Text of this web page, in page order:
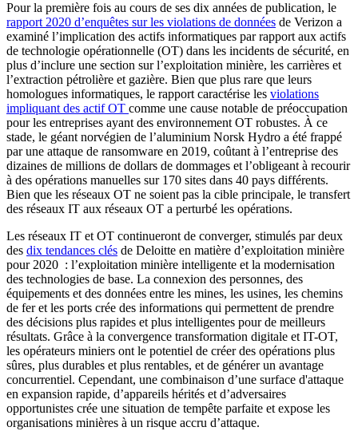
Pour la première fois au cours de ses dix années de publication, le
rapport 2020 d’enquêtes sur les violations de données de Verizon a
examiné l’implication des actifs informatiques par rapport aux actifs
de technologie opérationnelle (OT) dans les incidents de sécurité, en
plus d’inclure une section sur l’exploitation minière, les carrières et
l’extraction pétrolière et gazière. Bien que plus rare que leurs
homologues informatiques, le rapport caractérise les violations
impliquant des actif OT comme une cause notable de préoccupation
pour les entreprises ayant des environnement OT robustes. À ce
stade, le géant norvégien de l’aluminium Norsk Hydro a été frappé
par une attaque de ransomware en 2019, coûtant à l’entreprise des
dizaines de millions de dollars de dommages et l’obligeant à recourir
à des opérations manuelles sur 170 sites dans 40 pays différents.
Bien que les réseaux OT ne soient pas la cible principale, le transfert
des réseaux IT aux réseaux OT a perturbé les opérations.
Les réseaux IT et OT continueront de converger, stimulés par deux
des dix tendances clés de Deloitte en matière d’exploitation minière
pour 2020 : l’exploitation minière intelligente et la modernisation
des technologies de base. La connexion des personnes, des
équipements et des données entre les mines, les usines, les chemins
de fer et les ports crée des informations qui permettent de prendre
des décisions plus rapides et plus intelligentes pour de meilleurs
résultats. Grâce à la convergence transformation digitale et IT-OT,
les opérateurs miniers ont le potentiel de créer des opérations plus
sûres, plus durables et plus rentables, et de générer un avantage
concurrentiel. Cependant, une combinaison d’une surface d'attaque
en expansion rapide, d’appareils hérités et d’adversaires
opportunistes crée une situation de tempête parfaite et expose les
organisations minières à un risque accru d’attaque.